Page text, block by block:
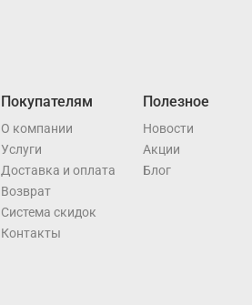
Покупателям
О компании
Услуги
Доставка и оплата
Возврат
Система скидок
Контакты
Полезное
Новости
Акции
Блог